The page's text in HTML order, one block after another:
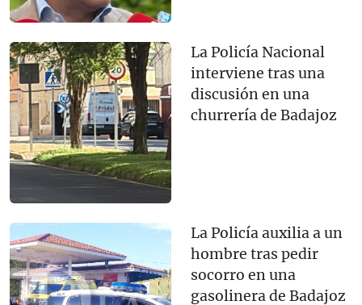
La Policía Nacional
interviene tras una
discusión en una
churrería de Badajoz
La Policía auxilia a un
hombre tras pedir
socorro en una
gasolinera de Badajoz